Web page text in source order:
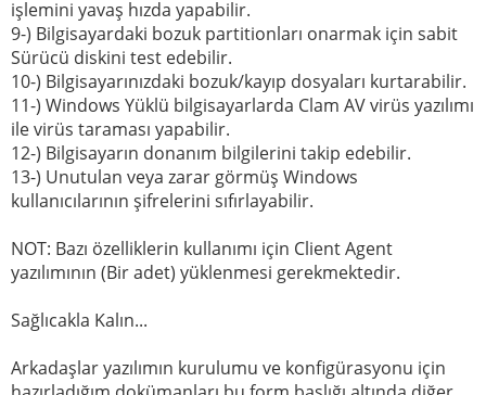
işlemini yavaş hızda yapabilir.
9-) Bilgisayardaki bozuk partitionları onarmak için sabit
Sürücü diskini test edebilir.
10-) Bilgisayarınızdaki bozuk/kayıp dosyaları kurtarabilir.
11-) Windows Yüklü bilgisayarlarda Clam AV virüs yazılımı
ile virüs taraması yapabilir.
12-) Bilgisayarın donanım bilgilerini takip edebilir.
13-) Unutulan veya zarar görmüş Windows
kullanıcılarının şifrelerini sıfırlayabilir.
NOT: Bazı özelliklerin kullanımı için Client Agent
yazılımının (Bir adet) yüklenmesi gerekmektedir.
Sağlıcakla Kalın...
Arkadaşlar yazılımın kurulumu ve konfigürasyonu için